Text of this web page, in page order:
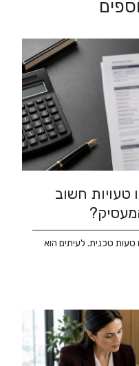
טעויות חשוב
טכנית. לעיתים הוא